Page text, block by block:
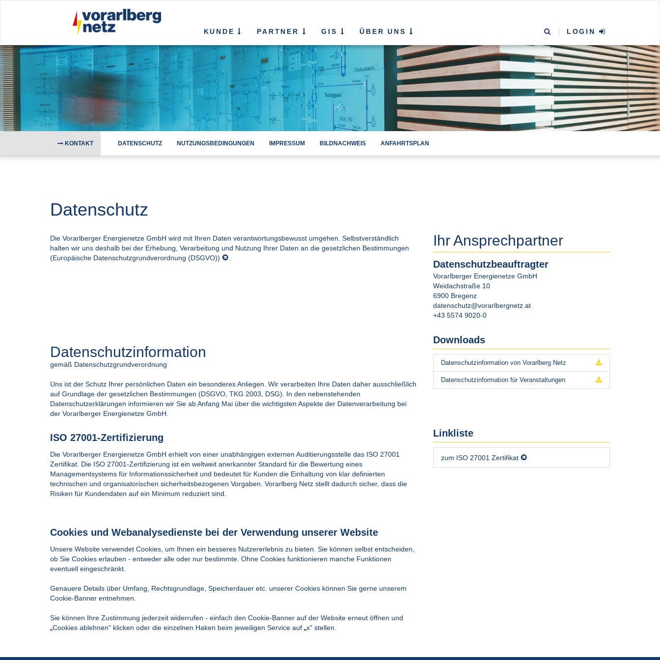
KUNDE PARTNER GIS ÜBER UNS LOGIN
KONTAKT DATENSCHUTZ NUTZUNGSBEDINGUNGEN IMPRESSUM BILDNACHWEIS ANFAHRTSPLAN
Datenschutz
Die Vorarlberger Energienetze GmbH wird mit Ihren Daten verantwortungsbewusst umgehen. Selbstverständlich
halten wir uns deshalb bei der Erhebung, Verarbeitung und Nutzung Ihrer Daten an die gesetzlichen Bestimmungen
(Europäische Datenschutzgrundverordnung (DSGVO))
Ihr Ansprechpartner
Datenschutzbeauftragter
Vorarlberger Energienetze GmbH
Weidachstraße 10
6900 Bregenz
datenschutz@vorarlbergnetz.at
+43 5574 9020-0
Datenschutzinformation
gemäß Datenschutzgrundverordnung
Uns ist der Schutz Ihrer persönlichen Daten ein besonderes Anliegen. Wir verarbeiten Ihre Daten daher ausschließlich
auf Grundlage der gesetzlichen Bestimmungen (DSGVO, TKG 2003, DSG). In den nebenstehenden
Datenschutzerklärungen informieren wir Sie ab Anfang Mai über die wichtigsten Aspekte der Datenverarbeitung bei
der Vorarlberger Energienetze GmbH.
Downloads
Datenschutzinformation von Vorarlberg Netz
Datenschutzinformation für Veranstaltungen
ISO 27001-Zertifizierung
Die Vorarlberger Energienetze GmbH erhielt von einer unabhängigen externen Auditierungsstelle das ISO 27001
Zertifikat. Die ISO 27001-Zertifizierung ist ein weltweit anerkannter Standard für die Bewertung eines
Managementsystems für Informationssicherheit und bedeutet für Kunden die Einhaltung von klar definierten
technischen und organisatorischen sicherheitsbezogenen Vorgaben. Vorarlberg Netz stellt dadurch sicher, dass die
Risiken für Kundendaten auf ein Minimum reduziert sind.
Linkliste
zum ISO 27001 Zertifikat
Cookies und Webanalysedienste bei der Verwendung unserer Website
Unsere Website verwendet Cookies, um Ihnen ein besseres Nutzererlebnis zu bieten. Sie können selbst entscheiden,
ob Sie Cookies erlauben - entweder alle oder nur bestimmte. Ohne Cookies funktionieren manche Funktionen
eventuell eingeschränkt.
Genauere Details über Umfang, Rechtsgrundlage, Speicherdauer etc. unserer Cookies können Sie gerne unserem
Cookie-Banner entnehmen.
Sie können Ihre Zustimmung jederzeit widerrufen - einfach den Cookie-Banner auf der Website erneut öffnen und
„Cookies ablehnen" klicken oder die einzelnen Haken beim jeweiligen Service auf „x" stellen.